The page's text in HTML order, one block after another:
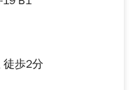
徒歩2分